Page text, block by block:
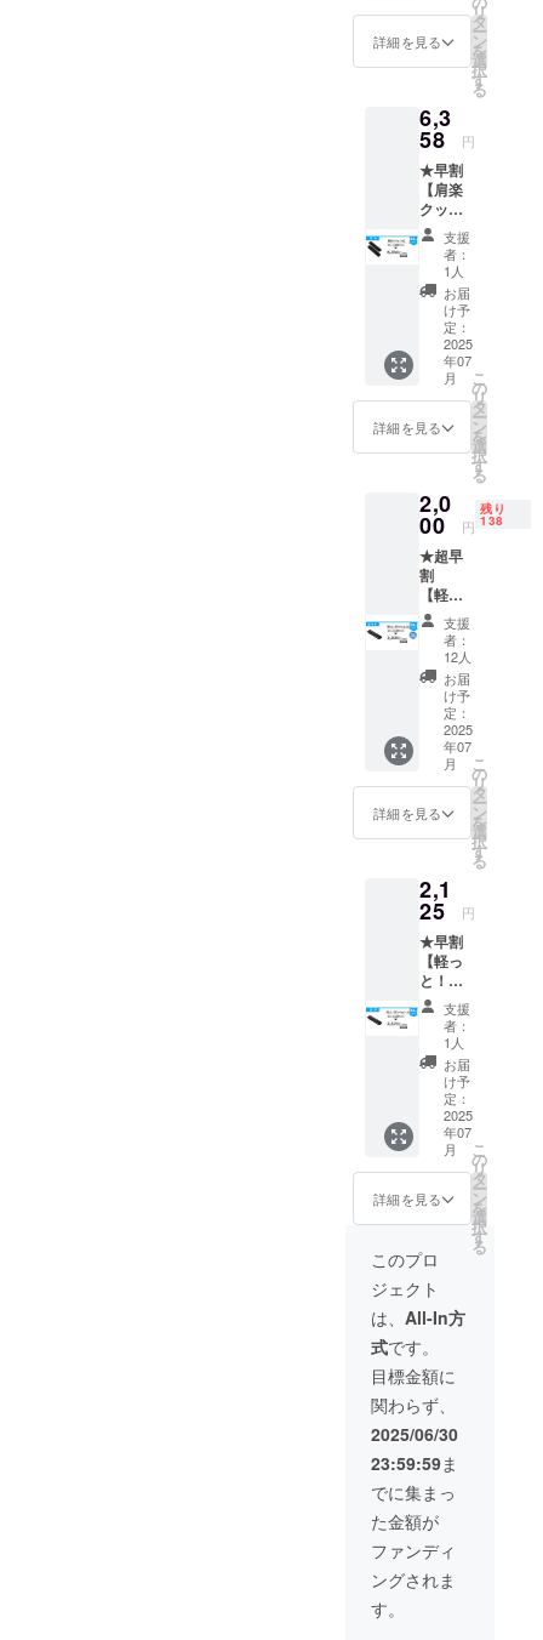
290×24
0㎜/142
ｇ ・素
材：
TPU+LY
取扱説
明書：
有 ・保
証 1年
軽っ
と！楽
クッ
ション
・商品
サイズ/
重量：
42×35×
130
㎜/25ｇ
・素
TPU+LY
CRA ・
有 ・保
証 3ヶ
月 この
プロ
ジェク
トで取
り扱う
リター
ン品は
OEM /
ODM生
産で
す。
明書：
有 ・保
証 1年
クッ
ション
・商品
サイズ/
重量：
290×24
0㎜/142
ｇ ・素
材：
TPU+LY
CRA ・
取扱説
明書：
有 ・保
証 1年
ロジェ
クトで
ターン
品は
OEM /
ODM生
産で
す。
ブラッ
ク 【商
楽クッ
ション
・商品
サイズ/
重量：
85×15×
335
㎜/216
ｇ ・素
材：
TPU+LY
CRA ・
取扱説
明書：
有 ・保
証 1年
バック
・商品
サイズ/
重量：
290×24
0㎜/142
ｇ ・素
材：
TPU+LY
CRA ・
取扱説
明書：
有 ・保
証 1年
このプ
ロジェ
取り扱
うリ
OEM /
ODM生
産で
す。
F→5,24
0円(税
込) ・
150個限
体1個
・送料
込み ・
カ
ラー：
ブラッ
ク 【商
品概要
につい
て】 ・
商品サ
イズ/重
量：
85×15×
335
㎜/216
ｇ ・素
TPU+LY
取扱説
明書：
有 ・保
証 1年
このプ
ロジェ
クトで
取り扱
うリ
ターン
品は
OEM /
ODM生
産で
す。
詳細を見る
リ
タ
ー
ン
を
選
択
す
る
6,3
58 円
★早割
【肩楽
クッ
ショ
ン】 ・
一般販
売予定
価格：
7,480円
(税込)
15％OF
F→6,35
8円(税
込) ・本
体1個
込み ・
カ
ラー：
ブラッ
ク 【商
品概要
につい
て】 ・
商品サ
イズ/重
量：
85×15×
335
㎜/216
ｇ ・素
材：
TPU+LY
有 ・保
証 1年
このプ
ロジェ
クトで
取り扱
うリ
ターン
品は
OEM /
ODM生
産で
す。
支援
者：
1人
お届
け予
定：
2025
年07
月
詳細を見る
こ
の
リ
タ
ー
ン
を
選
択
す
る
2,0
00 円
残り
138
★超早
割
【軽っ
と！楽
クッ
ショ
ン】 ・
一般販
売予定
価格：
2,500円
(税込)
・
20％OF
F→2,00
0円(税
150個限
定 ・本
体1個
・送料
込み ・
カ
ラー：
ブラッ
品概要
につい
て】 ・
商品サ
イズ/重
量：
42×35×
130
材：
TPU+LY
CRA ・
取扱説
明書：
有 ・保
証 3ヶ
月 この
プロ
ジェク
トで取
り扱う
リター
ン品は
OEM /
ODM生
産で
す。
支援
者：
12人
お届
け予
定：
2025
年07
月
詳細を見る
こ
の
リ
タ
ー
ン
を
選
択
す
る
2,1
25 円
★早割
【軽っ
と！楽
クッ
ショ
ン】 ・
一般販
売予定
価格：
2,500円
(税込)
15％OF
F→2,12
5円(税
込) ・本
体1個
・送料
込み ・
カ
ラー：
ブラッ
ク 【商
品概要
につい
て】 ・
商品サ
イズ/重
量：
42×35×
130
㎜/25ｇ
・素
材：
支援
者：
1人
お届
け予
定：
2025
年07
月
詳細を見る
こ
の
リ
タ
ー
ン
を
選
択
す
る
このプロ
ジェクト
は、 All-In方
式です。
目標金額に
関わらず、
2025/06/30
23:59:59ま
でに集まっ
た金額が
ファンディ
ングされま
す。